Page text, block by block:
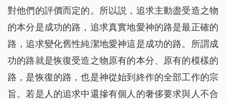
對他們的評價而定的。所以説，追求主動盡受造之物
的本分是成功的路，追求真實地愛神的路是最正確的
路，追求變化舊性純潔地愛神這是成功的路。所謂成
功的路就是恢復受造之物原有的本分、原有的模樣的
路，是恢復的路，也是神從始到終作的全部工作的宗
旨。若是人的追求中還摻有個人的奢侈要求與人不合